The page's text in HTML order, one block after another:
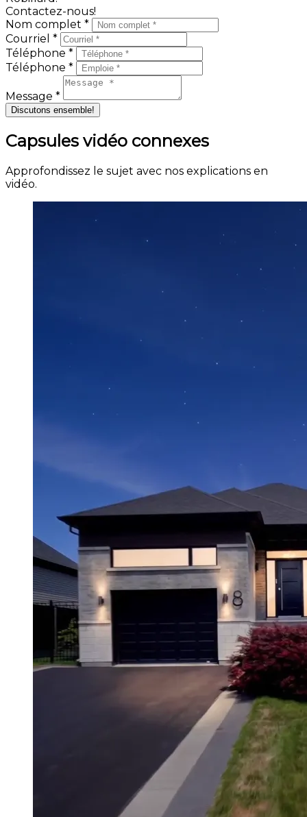
Contactez-nous!
Nom complet *
Courriel *
Téléphone *
Téléphone *
Message *
Discutons ensemble!
Capsules vidéo connexes
Approfondissez le sujet avec nos explications en
vidéo.